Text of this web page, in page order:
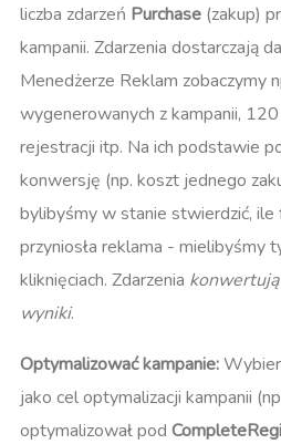
liczba zdarzeń Purchase (zakup)
kampanii. Zdarzenia dostarczają
Menedżerze Reklam zobaczymy
wygenerowanych z kampanii,
rejestracji itp. Na ich podstawie
konwersję (np. koszt jednego
bylibyśmy w stanie stwierdzić, ile
przyniosła reklama - mielibyśmy
kliknięciach. Zdarzenia
wyniki.
Optymalizować kampanie:
jako cel optymalizacji kampanii
optymalizował pod